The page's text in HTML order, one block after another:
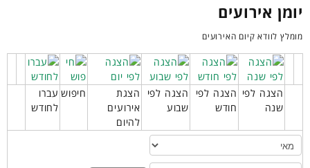
יומן אירועים
מומלץ לוודא קיום האירועים
הצגה לפי
שנה
הצגה לפי
חודש
הצגה לפי
שבוע
הצגת
אירועים
להיום
חיפוש עברו
לחודש